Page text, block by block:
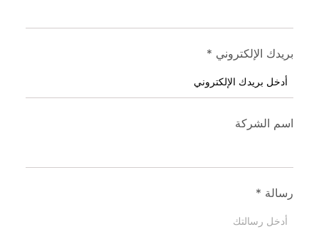
بريدك الإلكتروني *
اسم الشركة
رسالة *